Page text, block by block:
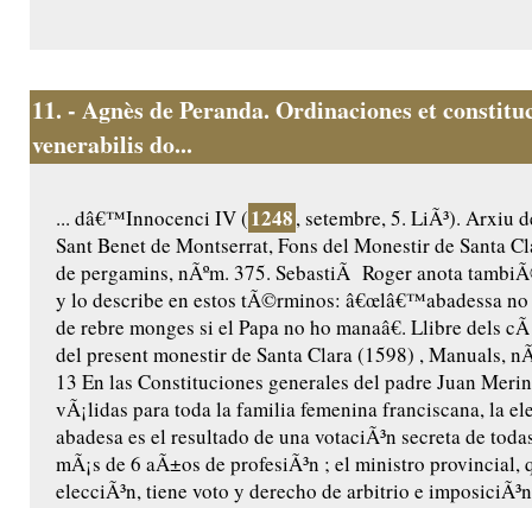
11. - Agnès de Peranda. Ordinaciones et
venerabilis do...
... dâ€™Innocenci IV (1248, setembre, 5. LiÃ³). Arxiu
Sant Benet de Montserrat, Fons del Monestir de Santa
de pergamins, nÃºm. 375. SebastiÃ Roger anota
y lo describe en estos tÃ©rminos: â€œlâ€™abadessa
de rebre monges si el Papa no ho manaâ€. Llibre dels
del present monestir de Santa Clara (1598) , Manuals,
13 En las Constituciones generales del padre Juan
vÃ¡lidas para toda la familia femenina franciscana, la
abadesa es el resultado de una votaciÃ³n secreta de
mÃ¡s de 6 aÃ±os de profesiÃ³n ; el ministro provincial,
elecciÃ³n, tiene voto y derecho de arbitrio e